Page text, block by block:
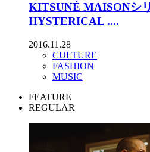
KITSUNÉ MAISONシ
HYSTERICAL ....
2016.11.28
CULTURE
FASHION
MUSIC
FEATURE
REGULAR